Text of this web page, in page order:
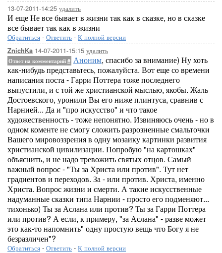
13-07-2011-14:25 удалить
И еще Не все бывает в жизни так как в сказке, но в сказке
все бывает так как в жизни
Обратиться - Ответить - К полной версии
ZnichKa 14-07-2011-15:15 удалить
Ответ на комментарий # Аноним, спасибо за внимание) Ну хоть
как-нибудь представьтесь, пожалуйста. Вот еще со времени
написания поста - Гарри Поттера тоже последнего
выпустили, и с той же христианской мыслью, якобы. Жаль
Достоевского, уронили Вы его ниже плинтуса, сравнив с
Нарнией... Да и "про искусство" и что такое
художественность - тоже непонятно. Извиняюсь очень - но в
одном коменте не смогу сложить разрозненные смальточки
Вашего мировоззрения в одну мозаику картинки развития
христианской цивилизации. Попробую "на картошках"
объяснить, и не надо тревожить святых отцов. Самый
важный вопрос - "Ты за Христа или против". Тут нет
градиентов и переходов. За - или против. Христа, именно
Христа. Вопрос жизни и смерти. А такие искусственные
надуманные сказки типа Нарнии - просто его подменяют...
тихонько) Ты за Аслана или против? Ты за Гарри Поттера
или против? А если, к примеру, "за Аслана" - разве может
это как-то напомнить" одну простую вещь что Богу я не
безразличен"?
Обратиться - Ответить - К полной версии